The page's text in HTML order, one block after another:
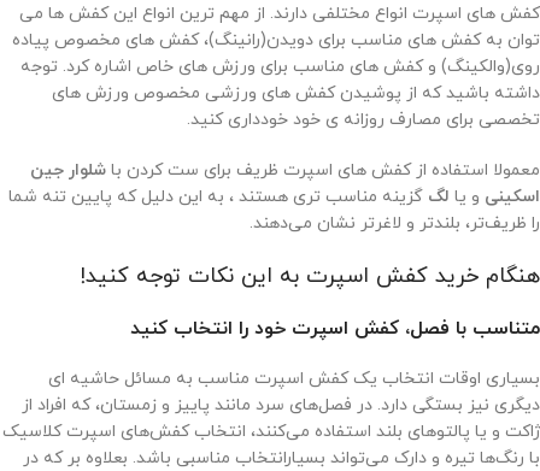
کفش های اسپرت انواع مختلفی دارند. از مهم ترین انواع این کفش ها می
توان به کفش های مناسب برای دویدن(رانینگ)، کفش های مخصوص پیاده
روی(والکینگ) و کفش های مناسب برای ورزش های خاص اشاره کرد. توجه
داشته باشید که از پوشیدن کفش های ورزشی مخصوص ورزش های
تخصصی برای مصارف روزانه ی خود خودداری کنید.
معمولا استفاده از کفش های اسپرت ظریف برای ست کردن با شلوار جین
اسکینی و یا لگ گزینه مناسب تری هستند ، به این دلیل که پایین تنه شما
را ظریف‌تر، بلندتر و لاغر­تر نشان می‌دهند.
هنگام خرید کفش اسپرت به این نکات توجه کنید!
متناسب با فصل، کفش اسپرت خود را انتخاب کنید
بسیاری اوقات انتخاب یک کفش اسپرت مناسب به مسائل حاشیه ای
دیگری نیز بستگی دارد. در فصل‌های سرد مانند پاییز و زمستان، که افراد از
ژاکت و یا پالتوهای بلند استفاده می‌کنند، انتخاب کفش‌های اسپرت کلاسیک
با رنگ‌ها تیره و دارک می‌تواند بسیارانتخاب مناسبی باشد. بعلاوه بر که در